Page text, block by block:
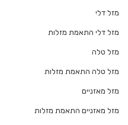
מזל דלי
מזל דלי התאמת מזלות
מזל טלה
מזל טלה התאמת מזלות
מזל מאזניים
מזל מאזניים התאמת מזלות